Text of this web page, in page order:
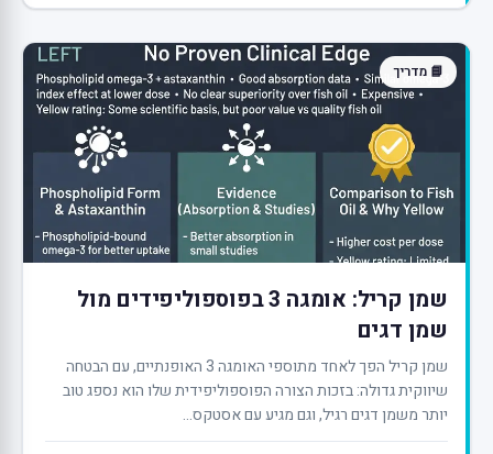
📘 מדריך
שמן קריל: אומגה 3 בפוספוליפידים מול
שמן דגים
שמן קריל הפך לאחד מתוספי האומגה 3 האופנתיים, עם הבטחה
שיווקית גדולה: בזכות הצורה הפוספוליפידית שלו הוא נספג טוב
יותר משמן דגים רגיל, וגם מגיע עם אסטקס...